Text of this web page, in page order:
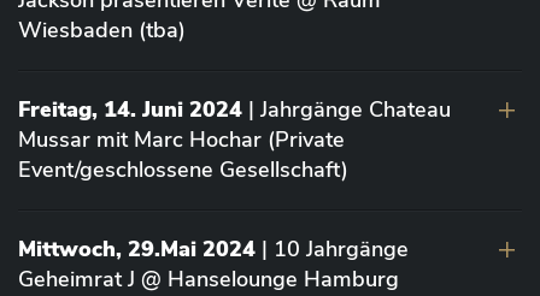
Wiesbaden (tba)
Freitag, 14. Juni 2024 | Jahrgänge Chateau
Mussar mit Marc Hochar (Private
Event/geschlossene Gesellschaft)
Mittwoch, 29.Mai 2024 | 10 Jahrgänge
Geheimrat J @ Hanselounge Hamburg